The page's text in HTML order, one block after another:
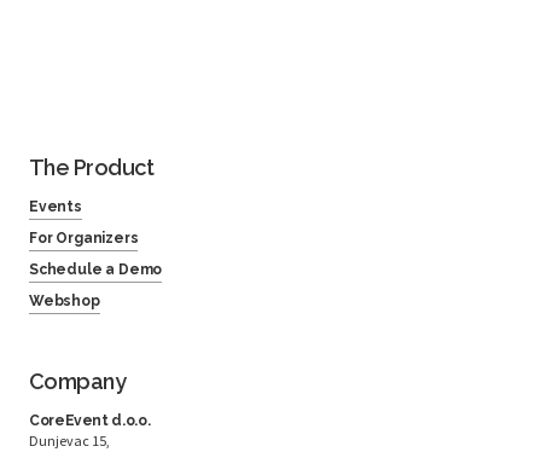
The Product
Events
For Organizers
Schedule a Demo
Webshop
Company
CoreEvent d.o.o.
Dunjevac 15,